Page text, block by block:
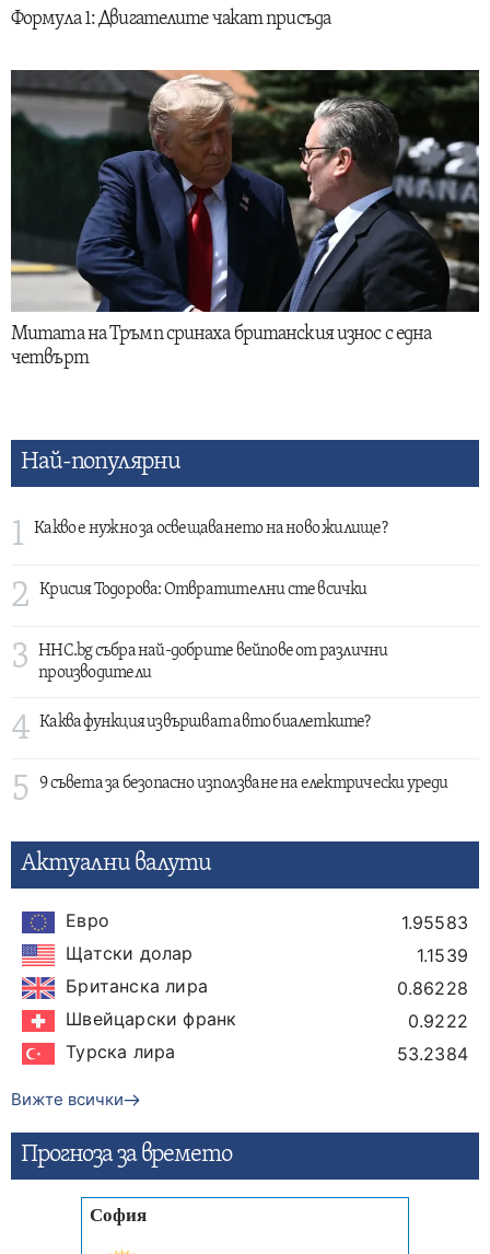
Формула 1: Двигателите чакат присъда
Митата на Тръмп сринаха британския износ с една
четвърт
Най-популярни
1 Какво е нужно за освещаването на ново жилище?
2 Крисия Тодорова: Отвратителни сте всички
3
HHC.bg събра най-добрите вейпове от различни
производители
4 Каква функция извършват авто биалетките?
5 9 съвета за безопасно използване на електрически уреди
Актуални валути
Евро
1.95583
Щатски долар
1.1539
Британска лира
0.86228
Швейцарски франк
0.9222
Турска лира
53.2384
Вижте всички
Прогнозa за времето